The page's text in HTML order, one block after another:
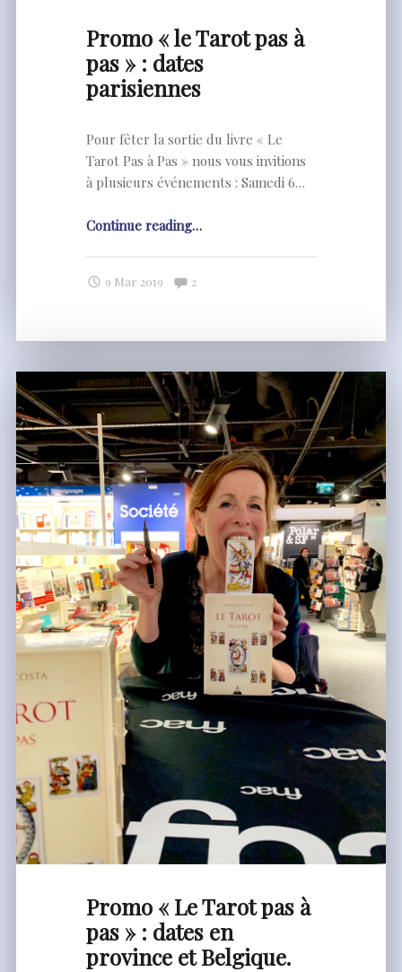
Promo « le Tarot pas à
pas » : dates
parisiennes
Pour fêter la sortie du livre « Le
Tarot Pas à Pas » nous vous invitions
à plusieurs événements : Samedi 6…
Continue reading"Promo
pas
dates
parisiennes"
…
9 Mar 2019 Comments:
2
Promo « Le Tarot pas à
pas » : dates en
province et Belgique.